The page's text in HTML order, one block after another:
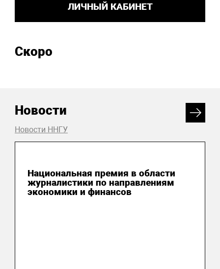
ЛИЧНЫЙ КАБИНЕТ
Скоро
Новости
Новости ННГУ
Национальная премия в области
журналистики по направлениям
экономики и финансов